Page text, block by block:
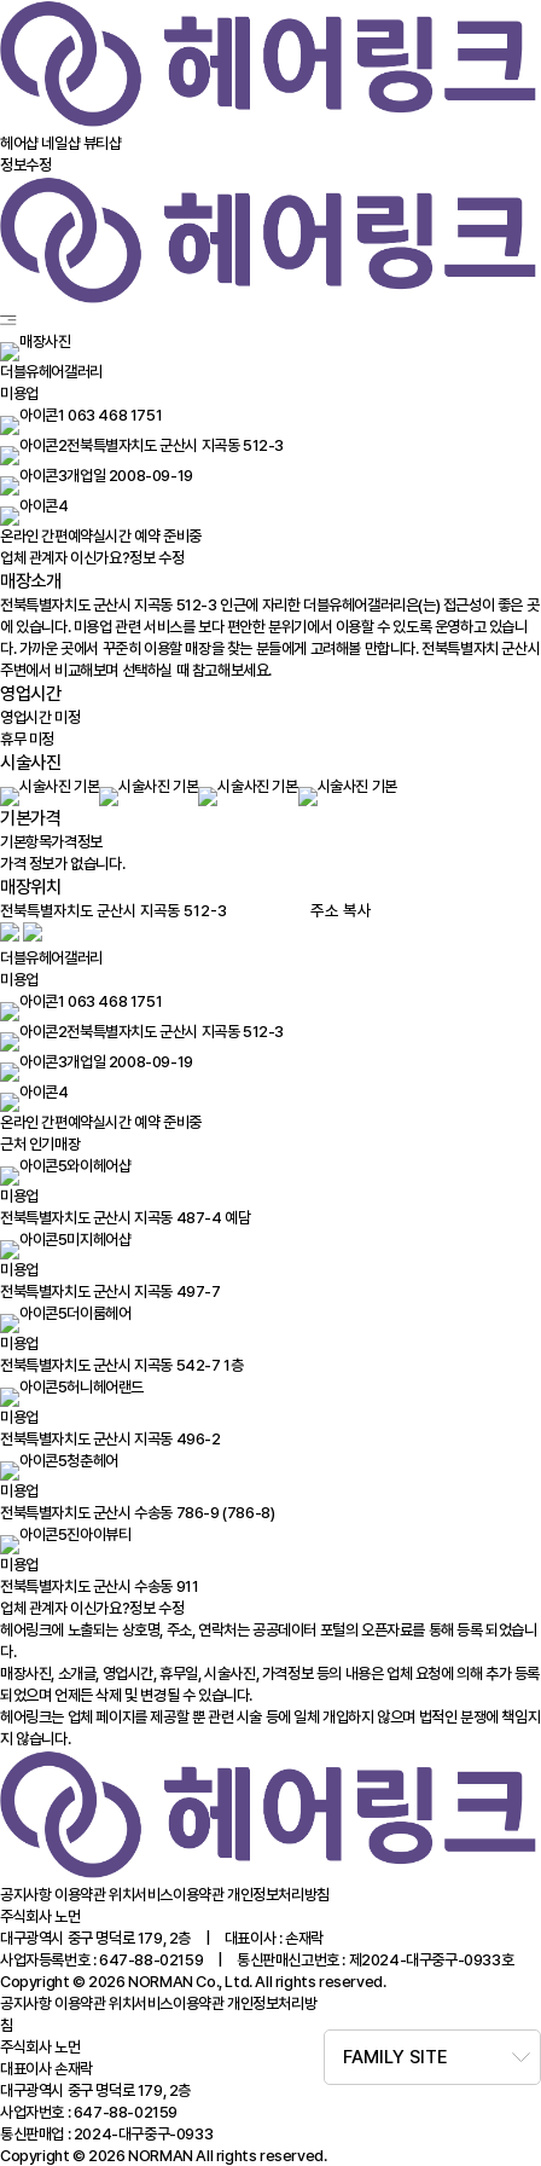
헤어샵 네일샵뷰티샵
정보수정
더블유헤어갤러리
미용업
063 468 1751
전북특별자치도 군산시 지곡동 512-3
개업일 2008-09-19
온라인 간편예약실시간 예약 준비중
업체 관계자 이신가요?정보 수정
매장소개
전북특별자치도 군산시 지곡동 512-3 인근에 자리한 더블유헤어갤러리은(는) 접근성이 좋은 곳
에 있습니다. 미용업 관련 서비스를 보다 편안한 분위기에서 이용할 수 있도록 운영하고 있습니
다. 가까운 곳에서 꾸준히 이용할 매장을 찾는 분들에게 고려해볼 만합니다. 전북특별자치 군산시
주변에서 비교해보며 선택하실 때 참고해보세요.
영업시간
영업시간 미정
휴무 미정
시술사진
기본가격
기본항목가격정보
가격 정보가 없습니다.
매장위치
주소 복사
더블유헤어갤러리
미용업
063 468 1751
전북특별자치도 군산시 지곡동 512-3
개업일 2008-09-19
온라인 간편예약실시간 예약 준비중
근처 인기매장
와이헤어샵
미용업
전북특별자치도 군산시 지곡동 487-4 예담
미지헤어샵
미용업
전북특별자치도 군산시 지곡동 497-7
더이룸헤어
미용업
전북특별자치도 군산시 지곡동 542-7 1층
허니헤어랜드
미용업
전북특별자치도 군산시 지곡동 496-2
청춘헤어
미용업
전북특별자치도 군산시 수송동 786-9 (786-8)
진아이뷰티
미용업
전북특별자치도 군산시 수송동 911
업체 관계자 이신가요?정보 수정
헤어링크에 노출되는 상호명, 주소, 연락처는 공공데이터 포털의 오픈자료를 통해 등록 되었습니
다.
매장사진, 소개글, 영업시간, 휴무일, 시술사진, 가격정보 등의 내용은 업체 요청에 의해 추가 등록
되었으며 언제든 삭제 및 변경될 수 있습니다.
헤어링크는 업체 페이지를 제공할 뿐 관련 시술 등에 일체 개입하지 않으며 법적인 분쟁에 책임지
지 않습니다.
공지사항이용약관위치서비스이용약관개인정보처리방침
주식회사 노먼
대구광역시 중구 명덕로 179, 2층 | 대표이사 : 손재락
사업자등록번호 : 647-88-02159 | 통신판매신고번호 : 제2024-대구중구-0933호
Copyright © 2026 NORMAN Co., Ltd. All rights reserved.
FAMILY SITE
공지사항이용약관위치서비스이용약관개인정보처리방
침
주식회사 노먼
대표이사 손재락
대구광역시 중구 명덕로 179, 2층
사업자번호 : 647-88-02159
통신판매업 : 2024-대구중구-0933
Copyright © 2026 NORMAN All rights reserved.